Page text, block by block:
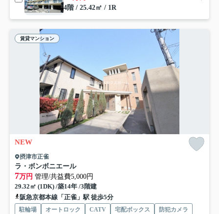
4階 / 25.42㎡ / 1R
賃貸マンション
NEW
摂津市正雀
ラ・ボンボニエール
7万円 管理/共益費5,000円
29.32㎡ (1DK) /築14年 /3階建
阪急京都本線「正雀」駅 徒歩5分
駐輪場 オートロック CATV 宅配ボックス
防犯カメラ